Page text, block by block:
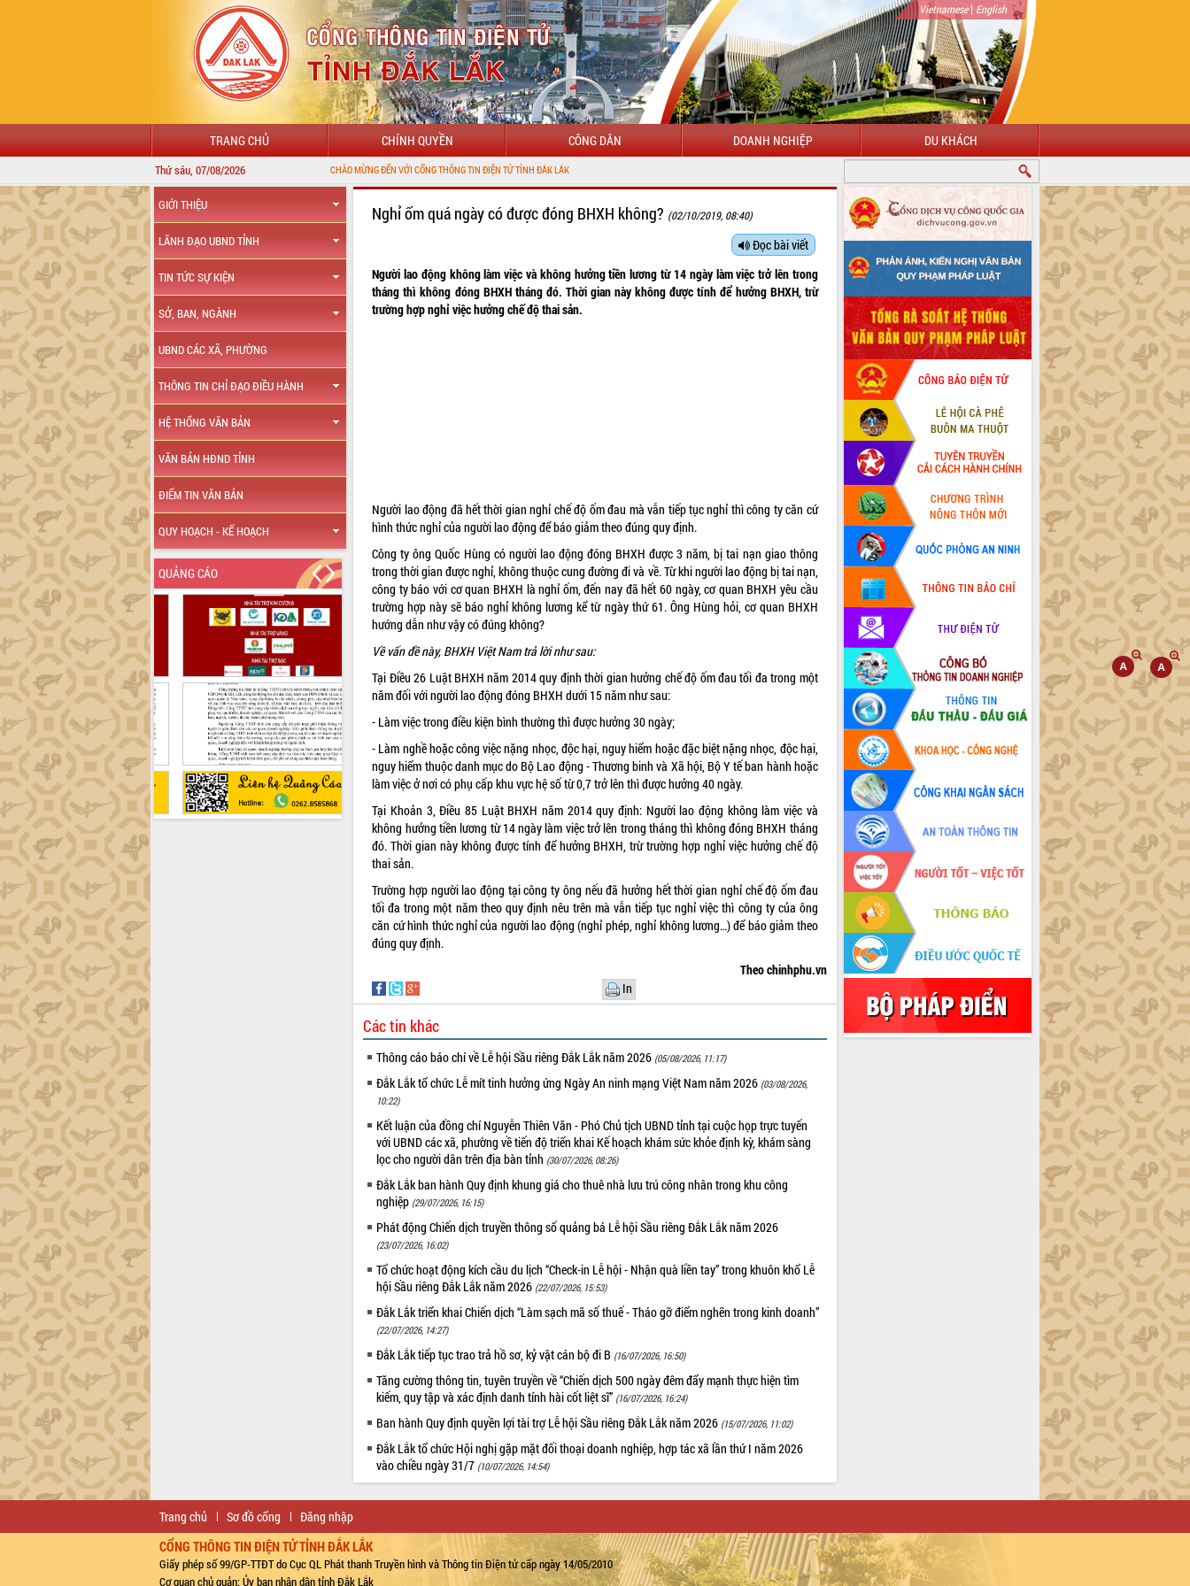
Vietnamese| English
TRANG CHỦ CHÍNH QUYỀN CÔNG DÂN DOANH NGHIỆP DU KHÁCH
Thứ sáu, 07/08/2026 CHÀO MỪNG ĐẾN VỚI CỔNG THÔNG TIN ĐIỆN TỬ TỈNH ĐẮK LẮK
GIỚI THIỆU
LÃNH ĐẠO UBND TỈNH
TIN TỨC SỰ KIỆN
SỞ, BAN, NGÀNH
UBND CÁC XÃ, PHƯỜNG
THÔNG TIN CHỈ ĐẠO ĐIỀU HÀNH
HỆ THỐNG VĂN BẢN
VĂN BẢN HĐND TỈNH
ĐIỂM TIN VĂN BẢN
QUY HOẠCH - KẾ HOẠCH
QUẢNG CÁO
Nghỉ ốm quá ngày có được đóng BHXH không? (02/10/2019, 08:40)
Đọc bài viết
Người lao động không làm việc và không hưởng tiền lương từ 14 ngày làm việc trở lên trong
tháng thì không đóng BHXH tháng đó. Thời gian này không được tính để hưởng BHXH, trừ
trường hợp nghỉ việc hưởng chế độ thai sản.
Người lao động đã hết thời gian nghỉ chế độ ốm đau mà vẫn tiếp tục nghỉ thì công ty căn cứ
hình thức nghỉ của người lao động để báo giảm theo đúng quy định.
Công ty ông Quốc Hùng có người lao động đóng BHXH được 3 năm, bị tai nạn giao thông
trong thời gian được nghỉ, không thuộc cung đường đi và về. Từ khi người lao động bị tai nạn,
công ty báo với cơ quan BHXH là nghỉ ốm, đến nay đã hết 60 ngày, cơ quan BHXH yêu cầu
trường hợp này sẽ báo nghỉ không lương kể từ ngày thứ 61. Ông Hùng hỏi, cơ quan BHXH
hướng dẫn như vậy có đúng không?
Về vấn đề này, BHXH Việt Nam trả lời như sau:
Tại Điều 26 Luật BHXH năm 2014 quy định thời gian hưởng chế độ ốm đau tối đa trong một
năm đối với người lao động đóng BHXH dưới 15 năm như sau:
- Làm việc trong điều kiện bình thường thì được hưởng 30 ngày;
- Làm nghề hoặc công việc nặng nhọc, độc hại, nguy hiểm hoặc đặc biệt nặng nhọc, độc hại,
nguy hiểm thuộc danh mục do Bộ Lao động - Thương binh và Xã hội, Bộ Y tế ban hành hoặc
làm việc ở nơi có phụ cấp khu vực hệ số từ 0,7 trở lên thì được hưởng 40 ngày.
Tại Khoản 3, Điều 85 Luật BHXH năm 2014 quy định: Người lao động không làm việc và
không hưởng tiền lương từ 14 ngày làm việc trở lên trong tháng thì không đóng BHXH tháng
đó. Thời gian này không được tính để hưởng BHXH, trừ trường hợp nghỉ việc hưởng chế độ
thai sản.
Trường hợp người lao động tại công ty ông nếu đã hưởng hết thời gian nghỉ chế độ ốm đau
tối đa trong một năm theo quy định nêu trên mà vẫn tiếp tục nghỉ việc thì công ty của ông
căn cứ hình thức nghỉ của người lao động (nghỉ phép, nghỉ không lương…) để báo giảm theo
đúng quy định.
Theo chinhphu.vn
In
Các tin khác
Thông cáo báo chí về Lễ hội Sầu riêng Đắk Lắk năm 2026 (05/08/2026, 11:17)
Đắk Lắk tổ chức Lễ mít tinh hưởng ứng Ngày An ninh mạng Việt Nam năm 2026 (03/08/2026,
10:22)
Kết luận của đồng chí Nguyễn Thiên Văn - Phó Chủ tịch UBND tỉnh tại cuộc họp trực tuyến
với UBND các xã, phường về tiến độ triển khai Kế hoạch khám sức khỏe định kỳ, khám sàng
lọc cho người dân trên địa bàn tỉnh (30/07/2026, 08:26)
Đắk Lắk ban hành Quy định khung giá cho thuê nhà lưu trú công nhân trong khu công
nghiệp (29/07/2026, 16:15)
Phát động Chiến dịch truyền thông số quảng bá Lễ hội Sầu riêng Đắk Lắk năm 2026
(23/07/2026, 16:02)
Tổ chức hoạt động kích cầu du lịch “Check-in Lễ hội - Nhận quà liền tay” trong khuôn khổ Lễ
hội Sầu riêng Đắk Lắk năm 2026 (22/07/2026, 15:53)
Đắk Lắk triển khai Chiến dịch “Làm sạch mã số thuế - Tháo gỡ điểm nghẽn trong kinh doanh”
(22/07/2026, 14:27)
Đắk Lắk tiếp tục trao trả hồ sơ, kỷ vật cán bộ đi B (16/07/2026, 16:50)
Tăng cường thông tin, tuyên truyền về “Chiến dịch 500 ngày đêm đẩy mạnh thực hiện tìm
kiếm, quy tập và xác định danh tính hài cốt liệt sĩ” (16/07/2026, 16:24)
Ban hành Quy định quyền lợi tài trợ Lễ hội Sầu riêng Đắk Lắk năm 2026 (15/07/2026, 11:02)
Đắk Lắk tổ chức Hội nghị gặp mặt đối thoại doanh nghiệp, hợp tác xã lần thứ I năm 2026
vào chiều ngày 31/7 (10/07/2026, 14:54)
Trang chủ Sơ đồ cổng Đăng nhập
CỔNG THÔNG TIN ĐIỆN TỬ TỈNH ĐẮK LẮK
Giấy phép số 99/GP-TTĐT do Cục QL Phát thanh Truyền hình và Thông tin Điện tử cấp ngày 14/05/2010
Cơ quan chủ quản: Ủy ban nhân dân tỉnh Đắk Lắk